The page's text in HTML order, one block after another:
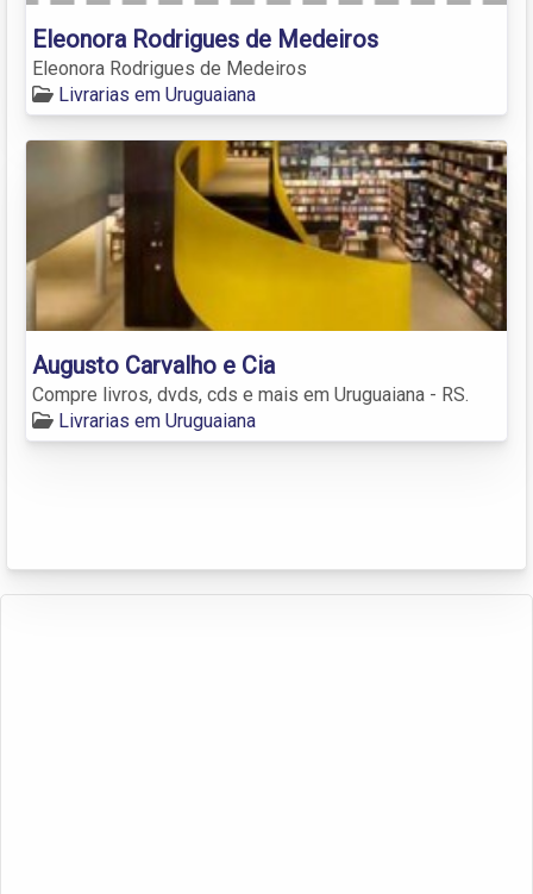
Eleonora Rodrigues de Medeiros
Eleonora Rodrigues de Medeiros
Livrarias em Uruguaiana
Augusto Carvalho e Cia
Compre livros, dvds, cds e mais em Uruguaiana - RS.
Livrarias em Uruguaiana